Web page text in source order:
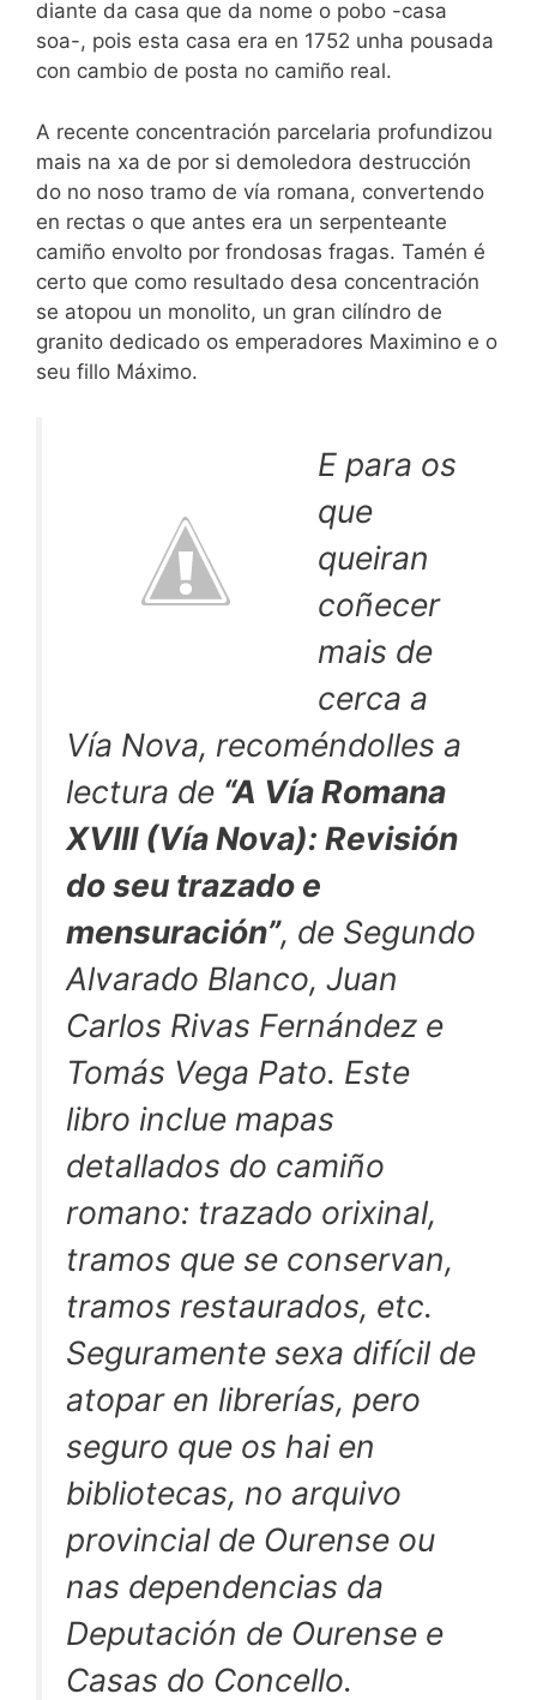
diante da casa que da nome o pobo -casa
soa-, pois esta casa era en 1752 unha pousada
con cambio de posta no camiño real.
A recente concentración parcelaria profundizou
mais na xa de por si demoledora destrucción
do no noso tramo de vía romana, convertendo
en rectas o que antes era un serpenteante
camiño envolto por frondosas fragas. Tamén é
certo que como resultado desa concentración
se atopou un monolito, un gran cilíndro de
granito dedicado os emperadores Maximino e o
seu fillo Máximo.
E para os
que
queiran
coñecer
mais de
cerca a
Vía Nova, recoméndolles a
lectura de “A Vía Romana
XVIII (Vía Nova): Revisión
do seu trazado e
mensuración”, de Segundo
Alvarado Blanco, Juan
Carlos Rivas Fernández e
Tomás Vega Pato. Este
libro inclue mapas
detallados do camiño
romano: trazado orixinal,
tramos que se conservan,
tramos restaurados, etc.
Seguramente sexa difícil de
atopar en librerías, pero
seguro que os hai en
bibliotecas, no arquivo
provincial de Ourense ou
nas dependencias da
Deputación de Ourense e
Casas do Concello.